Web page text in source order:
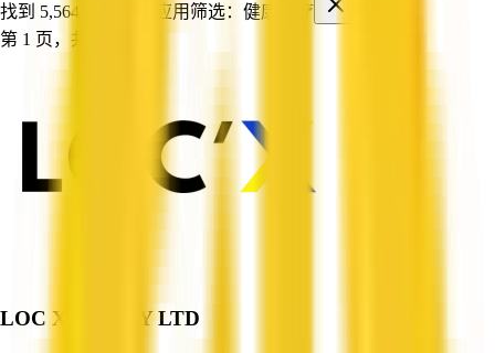
找到 5,564 家企业 已应用筛选： 健康医疗
第 1 页，共 464 页
LOC X CO PTY LTD